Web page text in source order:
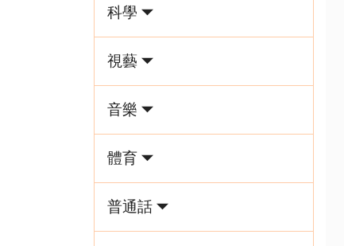
科學
視藝
音樂
體育
普通話